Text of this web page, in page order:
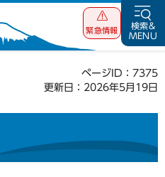
緊急情報
検索&
MENU
ページID：7375
更新日：2026年5月19日